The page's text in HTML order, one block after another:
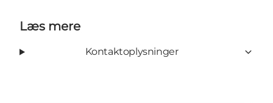
Læs mere
Kontaktoplysninger